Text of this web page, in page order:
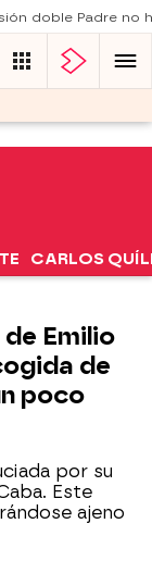
doble Padre no
CARLOS
Emilio
de
poco
por su
Este
ajeno